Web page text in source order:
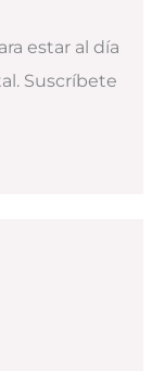
estar al día
Suscríbete